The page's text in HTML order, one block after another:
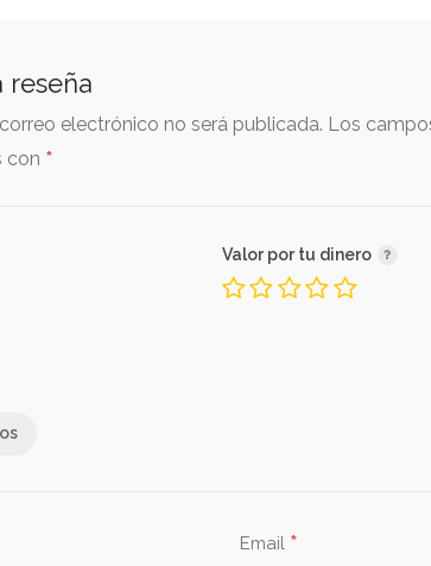
reseña
electrónico no será publicada. Los
con *
Valor por tu dinero
Email *